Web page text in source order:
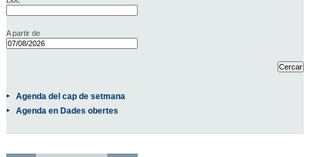
A partir de
Agenda del cap de setmana
Agenda en Dades obertes